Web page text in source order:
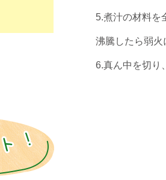
5.煮汁の材料を
沸騰したら弱火
6.真ん中を切り